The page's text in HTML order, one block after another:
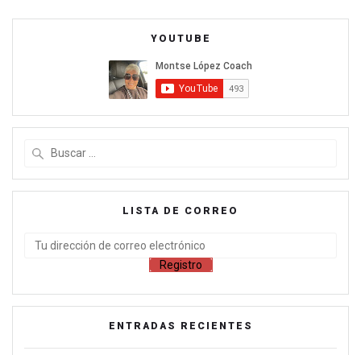
YOUTUBE
LISTA DE CORREO
ENTRADAS RECIENTES